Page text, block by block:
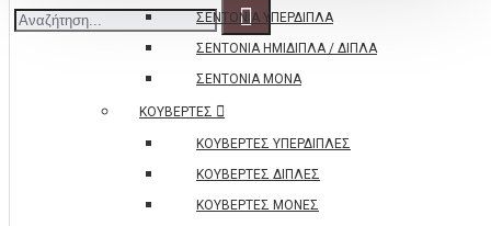
ΣΕΝΤΟΝΙΑ ΥΠΕΡΔΙΠΛΑ
ΣΕΝΤΟΝΙΑ ΗΜΙΔΙΠΛΑ / ΔΙΠΛΑ
ΣΕΝΤΟΝΙΑ ΜΟΝΑ
ΚΟΥΒΕΡΤΕΣ
ΚΟΥΒΕΡΤΕΣ ΥΠΕΡΔΙΠΛΕΣ
ΚΟΥΒΕΡΤΕΣ ΔΙΠΛΕΣ
ΚΟΥΒΕΡΤΕΣ ΜΟΝΕΣ